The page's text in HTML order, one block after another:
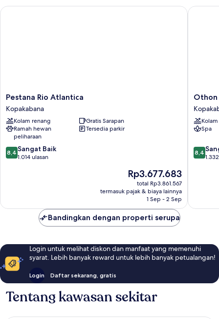
Tidur
Pestana
Rio
Atlantica
Kopakabana
Pestana Rio Atlantica
Kopakabana
Kolam renang
Gratis Sarapan
Ramah hewan
peliharaan
Tersedia parkir
8.4
dari
8,4 Sangat Baik
1.014 ulasan
Harga
sekarang
Rp3.677.683
Rp3.677.683
total Rp3.861.567
termasuk pajak & biaya lainnya
1 Sep - 2 Sep
Pestana Rio Atlantica
Othon
Palace
Rio
Othon
Spa
8.4
dari
8,4
Othon
Bandingkan dengan properti serupa
Login untuk melihat diskon dan manfaat yang memenuhi
syarat. Lebih banyak reward untuk lebih banyak petualangan!
Login Daftar sekarang, gratis
Tentang kawasan sekitar